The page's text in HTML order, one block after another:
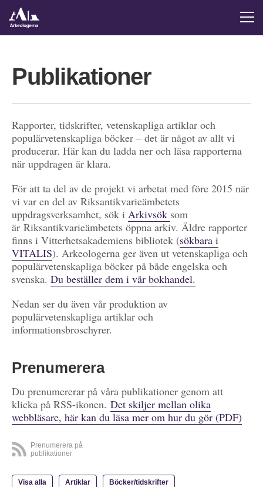
Publikationer
Rapporter, tidskrifter, vetenskapliga artiklar och
populärvetenskapliga böcker – det är något av allt vi
producerar. Här kan du ladda ner och läsa rapporterna
när uppdragen är klara.
För att ta del av de projekt vi arbetat med före 2015 när
vi var en del av Riksantikvarieämbetets
uppdragsverksamhet, sök i Arkivsök som
är Riksantikvarieämbetets öppna arkiv. Äldre rapporter
finns i Vitterhetsakademiens bibliotek (sökbara i
VITALIS). Arkeologerna ger även ut vetenskapliga och
populärvetenskapliga böcker på både engelska och
svenska. Du beställer dem i vår bokhandel.
Nedan ser du även vår produktion av
populärvetenskapliga artiklar och
informationsbroschyrer.
Prenumerera
Du prenumererar på våra publikationer genom att
klicka på RSS-ikonen. Det skiljer mellan olika
webbläsare, här kan du läsa mer om hur du gör (PDF)
Prenumerera på
publikationer
Visa alla Artiklar Böcker/tidskrifter